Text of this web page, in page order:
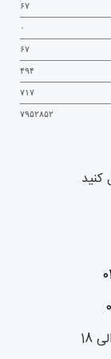
۶۷
۰
۶۷
۴۹۴
۷۱۷
۷۹۵۲۸۵۲
کنید